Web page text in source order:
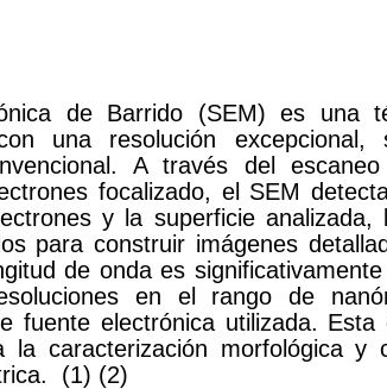
de Barrido (SEM) es una
una resolución
A través del
focalizado, el SEM
y la superficie
para construir imágenes
de onda es
en el rango de
fuente electrónica utilizada.
la caracterización morfológica y
(1) (2)